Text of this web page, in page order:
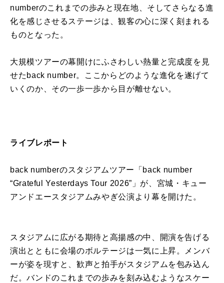
numberのこれまでの歩みと現在地、そしてさらなる進
化を感じさせるステージは、観客の心に深く刻まれる
ものとなった。
大規模ツアーの幕開けにふさわしい熱量と完成度を見
せたback number。ここからどのような進化を遂げて
いくのか、その一歩一歩から目が離せない。
ライブレポート
back numberのスタジアムツアー「back number
“Grateful Yesterdays Tour 2026”」が、宮城・キュー
アンドエースタジアムみやぎ公演より幕を開けた。
スタジアムに広がる期待と高揚感の中、開演を告げる
演出とともに会場のボルテージは一気に上昇。メンバ
ーが姿を現すと、歓声と拍手がスタジアムを包み込ん
だ。バンドのこれまでの歩みを刻み込むようなスケー